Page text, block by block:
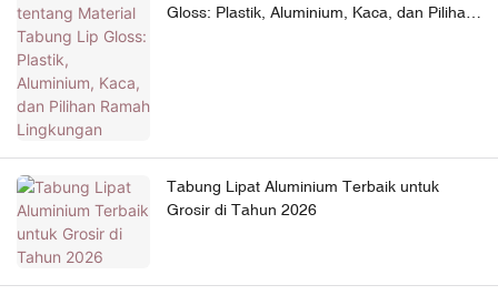
Gloss: Plastik, Aluminium, Kaca, dan Pilihan
Tabung Lipat Aluminium Terbaik untuk
Grosir di Tahun 2026